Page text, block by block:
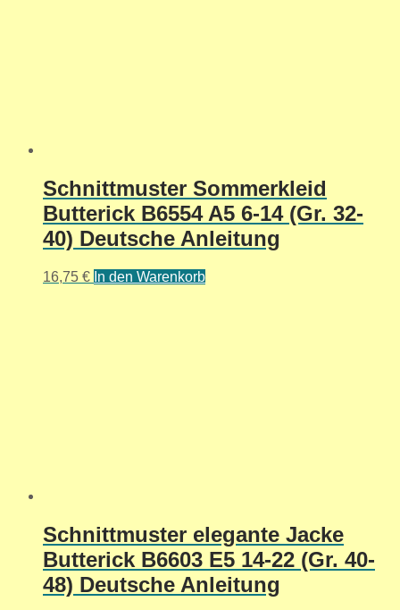
Schnittmuster Sommerkleid
Butterick B6554 A5 6-14 (Gr. 32-
40) Deutsche Anleitung
16,75 € In den Warenkorb
Schnittmuster elegante Jacke
Butterick B6603 E5 14-22 (Gr. 40-
48) Deutsche Anleitung